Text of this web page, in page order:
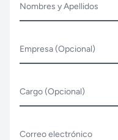
Nombres y Apellidos
Empresa (Opcional)
Cargo (Opcional)
Correo electrónico